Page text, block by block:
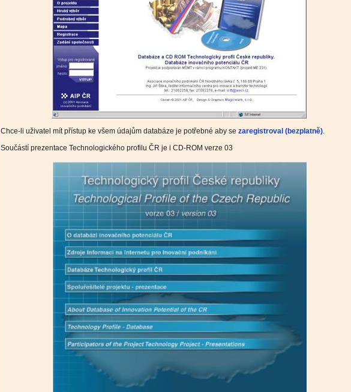
Chce-li uživatel mít přístup ke všem údajům databáze je potřebné aby se zaregistroval (bezplatně).
Součástí prezentace Technologického profilu ČR je i CD-ROM verze 03